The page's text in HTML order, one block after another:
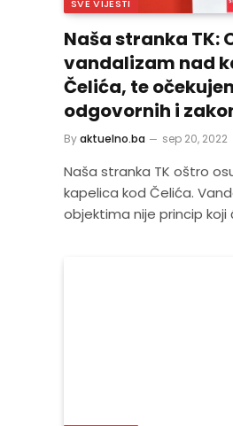
SVE VIJESTI
Naša stranka TK:
vandalizam nad
Čelića, te
odgovornih i
Byaktuelno.ba sep 20, 2022
Naša stranka TK oštro
kapelica kod Čelića.
objektima nije princip